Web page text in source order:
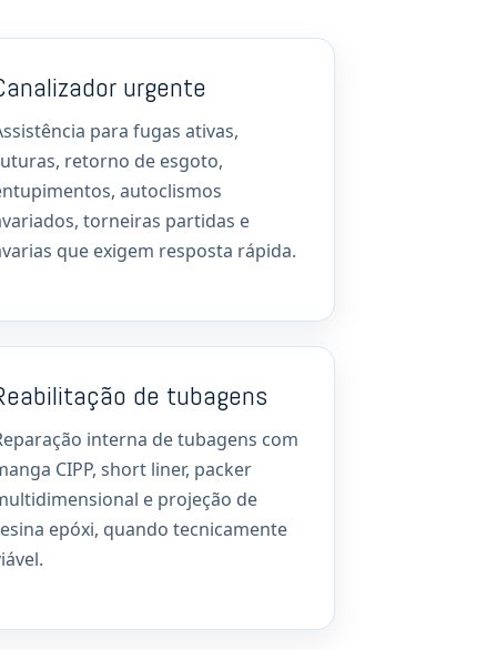
urgente
para fugas ativas,
retorno de esgoto,
autoclismos
torneiras partidas e
que exigem resposta rápida.
de tubagens
interna de tubagens com
CIPP, short liner, packer
e projeção de
epóxi, quando tecnicamente